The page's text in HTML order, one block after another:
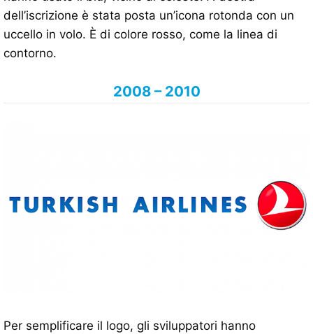
dell’iscrizione è stata posta un’icona rotonda con un
uccello in volo. È di colore rosso, come la linea di
contorno.
2008 – 2010
Per semplificare il logo, gli sviluppatori hanno